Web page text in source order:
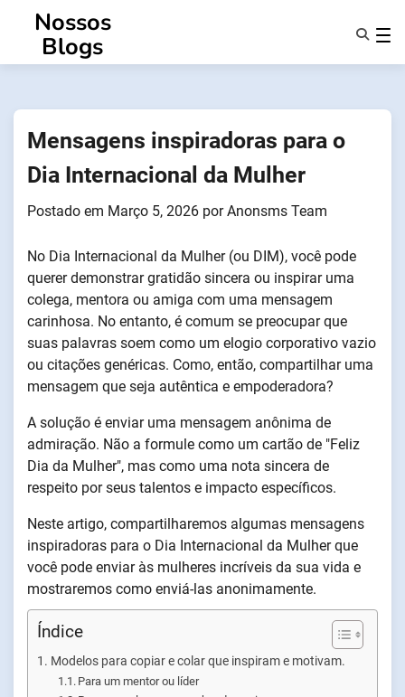
SaltarNossos
Blogs
Sobre Nós
Mensagens inspiradoras para o
Dia Internacional da Mulher
Postado em Março 5, 2026 porAnonsms Team
No Dia Internacional da Mulher (ou DIM), você pode
querer demonstrar gratidão sincera ou inspirar uma
colega, mentora ou amiga com uma mensagem
carinhosa. No entanto, é comum se preocupar que
suas palavras soem como um elogio corporativo vazio
ou citações genéricas. Como, então, compartilhar uma
mensagem que seja autêntica e empoderadora?
A solução é enviar uma mensagem anônima de
admiração. Não a formule como um cartão de "Feliz
Dia da Mulher", mas como uma nota sincera de
respeito por seus talentos e impacto específicos.
Neste artigo, compartilharemos algumas mensagens
inspiradoras para o Dia Internacional da Mulher que
você pode enviar às mulheres incríveis da sua vida e
mostraremos como enviá-las anonimamente.
Índice
Modelos para copiar e colar que inspiram e motivam.
Para um mentor ou líder